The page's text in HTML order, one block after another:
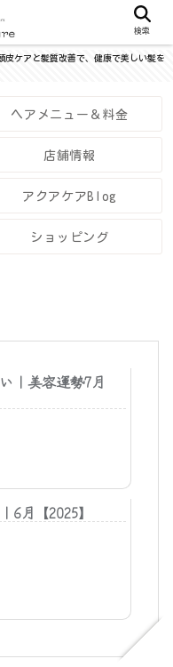
皮ケアと髪質改善で、健康で美しい髪を
ヘアメニュー＆料金
店舗情報
アクアケアBlog
ショッピング
｜美容運勢7月
6月【2025】
検索